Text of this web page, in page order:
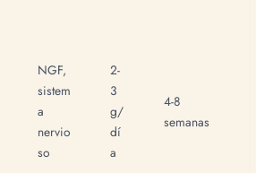
NGF,
sistem
a
nervio
so
2-
3
g/
dí
a
4-8
semanas